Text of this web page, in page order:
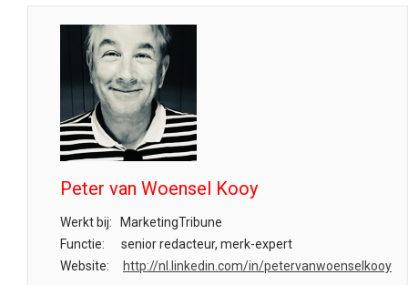
Peter van Woensel Kooy
Werkt bij:
MarketingTribune
Functie:
senior redacteur, merk-expert
Website:
http://nl.linkedin.com/in/petervanwoenselkooy